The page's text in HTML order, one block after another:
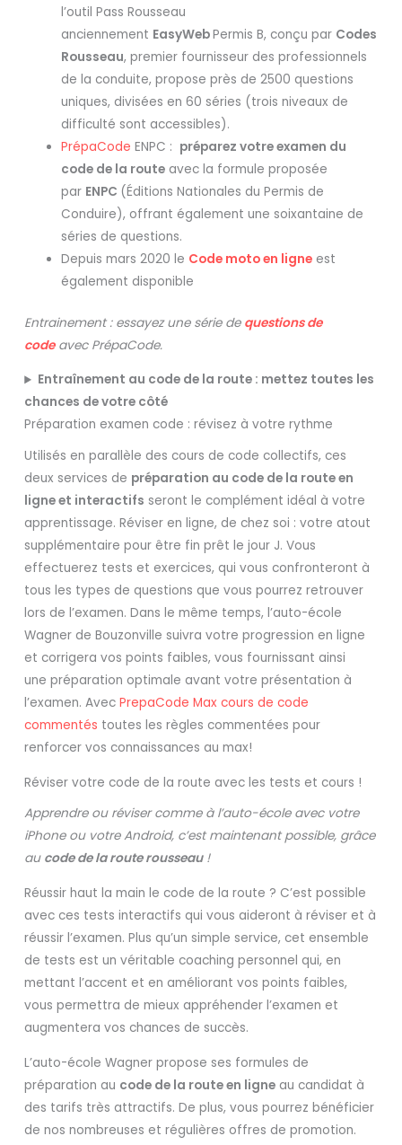
l’outil Pass Rousseau
anciennement EasyWebPermis B, conçu par Codes
Rousseau, premier fournisseur des professionnels
de la conduite, propose près de 2500 questions
uniques, divisées en 60 séries (trois niveaux de
difficulté sont accessibles).
PrépaCode ENPC : préparez votre examen du
code de la route avec la formule proposée
par ENPC (Éditions Nationales du Permis de
Conduire), offrant également une soixantaine de
séries de questions.
Depuis mars 2020 le Code moto en ligne est
également disponible
Entrainement : essayez une série de questions de
codeavec PrépaCode.
Entraînement au code de la route : mettez toutes les
chances de votre côté
Préparation examen code : révisez à votre rythme
Utilisés en parallèle des cours de code collectifs, ces
deux services de préparation au code de la route en
ligne et interactifs seront le complément idéal à votre
apprentissage. Réviser en ligne, de chez soi : votre atout
supplémentaire pour être fin prêt le jour J. Vous
effectuerez tests et exercices, qui vous confronteront à
tous les types de questions que vous pourrez retrouver
lors de l’examen. Dans le même temps, l’auto-école
Wagner de Bouzonville suivra votre progression en ligne
et corrigera vos points faibles, vous fournissant ainsi
une préparation optimale avant votre présentation à
l’examen. AvecPrepaCode Max cours de code
commentés toutes les règles commentées pour
renforcer vos connaissances au max!
Réviser votre code de la route avec les tests et cours !
Apprendre ou réviser comme à l’auto-école avec votre
iPhone ou votre Android, c’est maintenant possible, grâce
au code de la route rousseau!
Réussir haut la main le code de la route ? C’est possible
avec ces tests interactifs qui vous aideront à réviser et à
réussir l’examen. Plus qu’un simple service, cet ensemble
de tests est un véritable coaching personnel qui, en
mettant l’accent et en améliorant vos points faibles,
vous permettra de mieux appréhender l’examen et
augmentera vos chances de succès.
L’auto-école Wagner propose ses formules de
préparation au code de la route en ligne au candidat à
des tarifs très attractifs. De plus, vous pourrez bénéficier
de nos nombreuses et régulières offres de promotion.